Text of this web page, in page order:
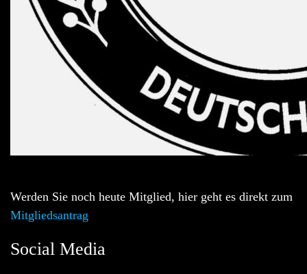
Werden Sie noch heute Mitglied, hier geht es direkt zum
Mitgliedsantrag
Social Media